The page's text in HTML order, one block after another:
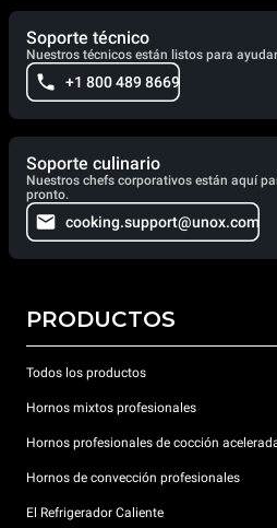
Soporte técnico
Nuestros técnicos están listos para
+1 800 489 8669
Soporte culinario
Nuestros chefs corporativos están aquí
pronto.
cooking.support@unox.com
PRODUCTOS
Todos los productos
Hornos mixtos profesionales
Hornos profesionales de cocción
Hornos de convección profesionales
El Refrigerador Caliente